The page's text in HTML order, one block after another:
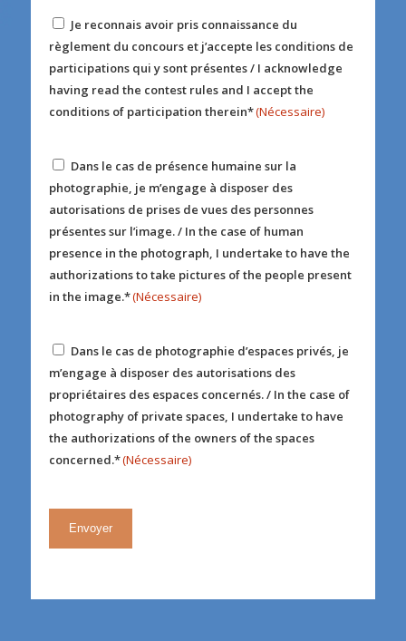
Reglement
(Nécessaire)
Je reconnais avoir pris connaissance du
règlement du concours et j’accepte les conditions de
participations qui y sont présentes / I acknowledge
having read the contest rules and I accept the
conditions of participation therein*(Nécessaire)
présence
humaine
(Nécessaire)
Dans le cas de présence humaine sur la
photographie, je m’engage à disposer des
autorisations de prises de vues des personnes
présentes sur l’image. / In the case of human
presence in the photograph, I undertake to have the
authorizations to take pictures of the people present
in the image.*(Nécessaire)
espaces
privés
(Nécessaire)
Dans le cas de photographie d’espaces privés, je
m’engage à disposer des autorisations des
propriétaires des espaces concernés. / In the case of
photography of private spaces, I undertake to have
the authorizations of the owners of the spaces
concerned.*(Nécessaire)